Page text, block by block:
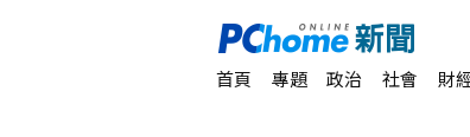
首頁 專題 政治 社會 財